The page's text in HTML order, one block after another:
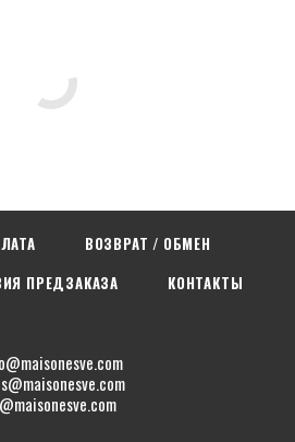
ВОЗВРАТ / ОБМЕН
ПРЕДЗАКАЗА КОНТАКТЫ